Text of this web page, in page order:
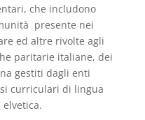
che includono
presente nei
ed altre rivolte agli
paritarie italiane, dei
gestiti dagli enti
curriculari di lingua